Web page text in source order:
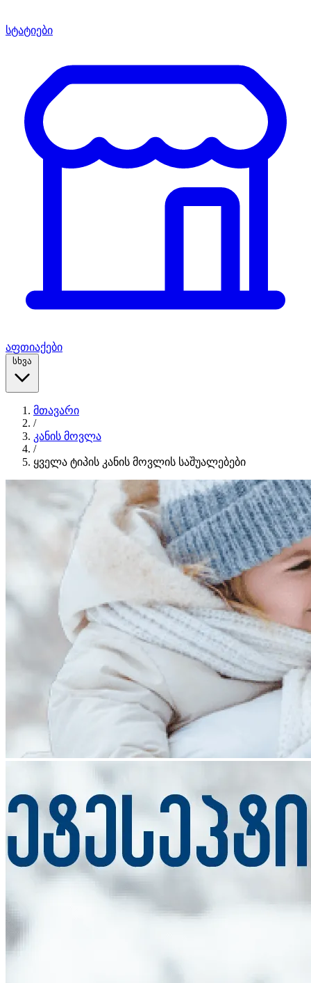
სტატიები
აფთიაქები
სხვა
მთავარი
/
კანის მოვლა
/
ყველა ტიპის კანის მოვლის საშუალებები